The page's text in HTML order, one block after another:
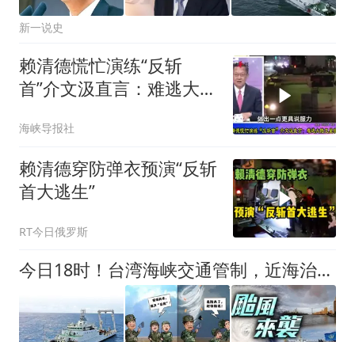
新一说史
赖清德慌忙演练“反斩
首”介文汲直言：难逃大陆
海峡导报社
赖清德穿防弹衣预演“反斩
首大逃生”
RT今日俄罗斯
今日18时！台湾海峡交通管制，近海治理持续推进，赖清德演练逃跑